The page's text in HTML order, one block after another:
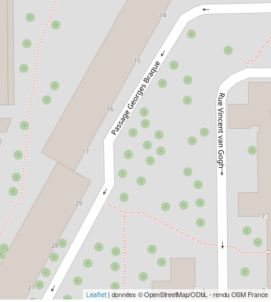
Leaflet| données © OpenStreetMap/ODbL - rendu OSM France